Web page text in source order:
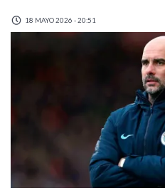
18 MAYO 2026 - 20:51